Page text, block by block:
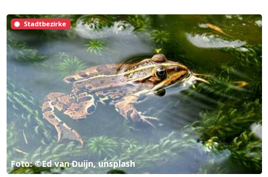
Stadtbezirke
Foto: ©Ed van Duijn, unsplash